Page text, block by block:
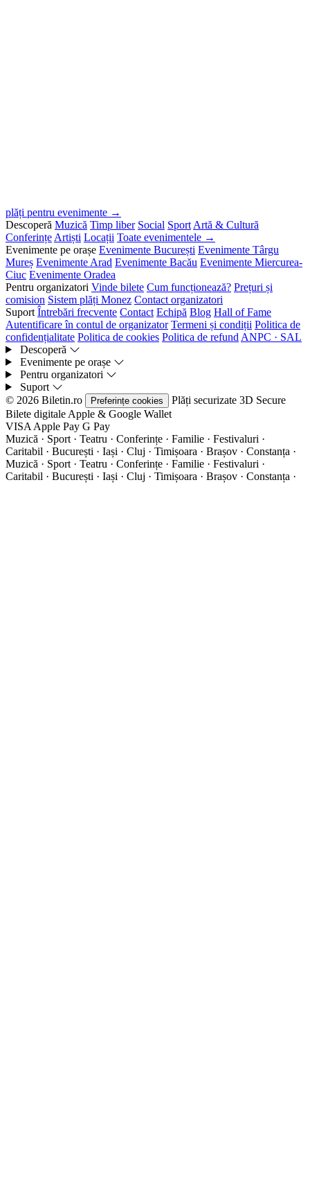
plăți pentru evenimente →
Descoperă Muzică Timp liber Social Sport Artă & Cultură
Conferințe Artiști Locații Toate evenimentele →
Evenimente pe orașe Evenimente București Evenimente Târgu
Mureș Evenimente Arad Evenimente Bacău Evenimente Miercurea-
Ciuc Evenimente Oradea
Pentru organizatori Vinde bilete Cum funcționează? Prețuri și
comision Sistem plăți Monez Contact organizatori
Suport Întrebări frecvente Contact Echipă Blog Hall of Fame
Autentificare în contul de organizator Termeni și condiții Politica de
confidențialitate Politica de cookies Politica de refund ANPC · SAL
Descoperă
Evenimente pe orașe
Pentru organizatori
Suport
© 2026 Biletin.ro
Preferințe cookies Plăți securizate 3D Secure
Bilete digitale Apple & Google Wallet
VISA Apple Pay G Pay
Muzică · Sport · Teatru · Conferințe · Familie · Festivaluri ·
Caritabil · București · Iași · Cluj · Timișoara · Brașov · Constanța ·
Muzică · Sport · Teatru · Conferințe · Familie · Festivaluri ·
Caritabil · București · Iași · Cluj · Timișoara · Brașov · Constanța ·